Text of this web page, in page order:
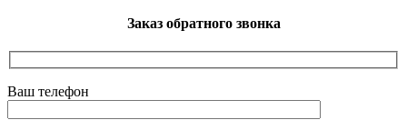
Заказ обратного звонка
Ваш телефон